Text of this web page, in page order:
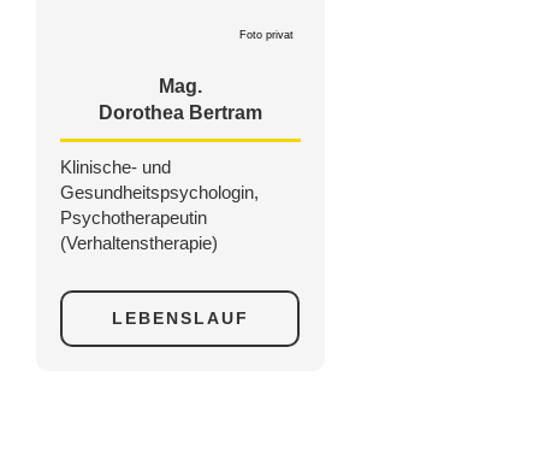
Foto privat
Mag.
Dorothea Bertram
Klinische- und
Gesundheitspsychologin,
Psychotherapeutin
(Verhaltenstherapie)
LEBENSLAUF